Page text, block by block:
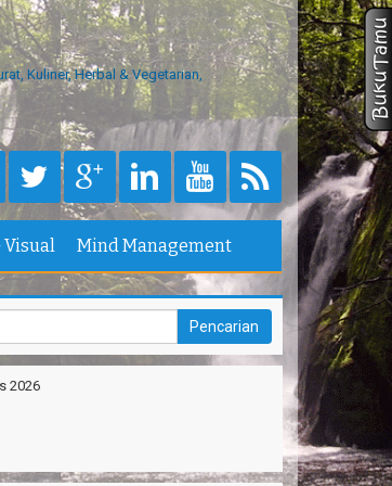
Kuliner, Herbal & Vegetarian,
Visual Mind Management
2026